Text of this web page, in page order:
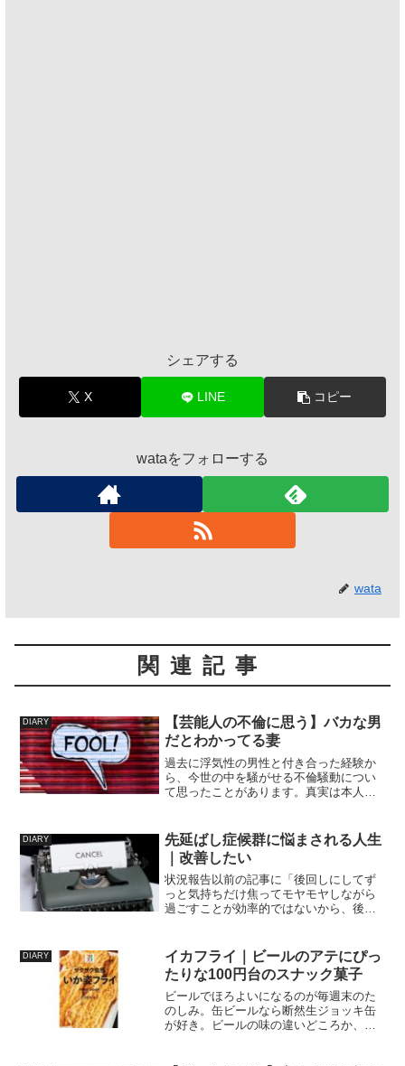
シェアする
X LINE コピー
wataをフォローする
wata
関連記事
DIARY
【芸能人の不倫に思う】バカな男
だとわかってる妻
過去に浮気性の男性と付き合った経験か
ら、今世の中を騒がせる不倫騒動につい
て思ったことがあります。真実は本人た
く、ただただ探さなくても目に入ってく
るネットニュースの中で、...
DIARY
先延ばし症候群に悩まされる人生
｜改善したい
状況報告以前の記事に「後回しにしてず
っと気持ちだけ焦ってモヤモヤしながら
過ごすことが効率的ではないから、後回
した」と書いたのですが、その後どうな
ったかというと・・・でき...
DIARY
イカフライ｜ビールのアテにぴっ
たりな100円台のスナック菓子
ビールでほろよいになるのが毎週末のた
のしみ。缶ビールなら断然生ジョッキ缶
が好き。ビールの味の違いどころか、ビ